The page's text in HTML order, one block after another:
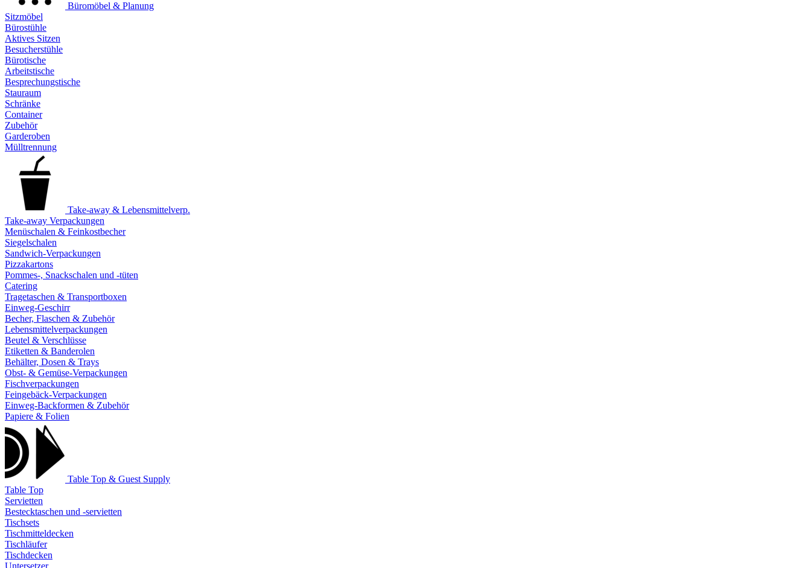
Büromöbel & Planung
Sitzmöbel
Bürostühle
Aktives Sitzen
Besucherstühle
Bürotische
Arbeitstische
Besprechungstische
Stauraum
Schränke
Container
Zubehör
Garderoben
Mülltrennung
Take-away & Lebensmittelverp.
Take-away Verpackungen
Menüschalen & Feinkostbecher
Siegelschalen
Sandwich-Verpackungen
Pizzakartons
Pommes-, Snackschalen und -tüten
Catering
Tragetaschen & Transportboxen
Einweg-Geschirr
Becher, Flaschen & Zubehör
Lebensmittelverpackungen
Beutel & Verschlüsse
Etiketten & Banderolen
Behälter, Dosen & Trays
Obst- & Gemüse-Verpackungen
Fischverpackungen
Feingebäck-Verpackungen
Einweg-Backformen & Zubehör
Papiere & Folien
Table Top & Guest Supply
Table Top
Servietten
Bestecktaschen und -servietten
Tischsets
Tischmitteldecken
Tischläufer
Tischdecken